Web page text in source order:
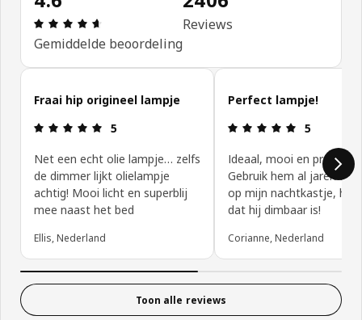
Beoordeling: 4.6 van 5 sterren. Totaal
Gemiddelde beoordeling
Reviews
Reviews van klanten overslaan
Fraai hip origineel lampje
Beoordeling: 5 van 5 sterren.
5
Net een echt olie lampje… zelfs
de dimmer lijkt olielampje
achtig! Mooi licht en superblij
mee naast het bed
Ellis, Nederland
Perfect lampje!
5
Ideaal, mooi en praktisch!
Gebruik hem al jaren als
op mijn nachtkastje,
dat hij dimbaar is!
Corianne, Nederland
Toon alle reviews